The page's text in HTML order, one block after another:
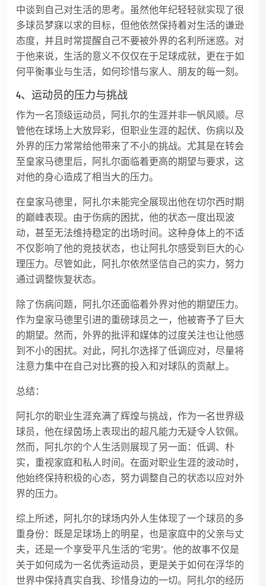
中谈到自己对生活的思考。虽然他年纪轻轻就实现了很
多球员梦寐以求的目标，但他依然保持着对生活的谦逊
态度，并且时常提醒自己不要被外界的名利所迷惑。对
于他来说，生活的意义不仅仅在于足球成就，更在于如
何平衡事业与生活，如何珍惜与家人、朋友的每一刻。
4、运动员的压力与挑战
作为一名顶级运动员，阿扎尔的生涯并非一帆风顺。尽
管他在球场上大放异彩，但职业生涯的起伏、伤病以及
外界的压力常常给他带来了不小的挑战。尤其是在转会
至皇家马德里后，阿扎尔面临着更高的期望与要求，这
对他的身心造成了相当大的压力。
在皇家马德里，阿扎尔未能完全展现出他在切尔西时期
的巅峰表现。由于伤病的困扰，他的状态一度出现波
动，甚至无法维持稳定的出场时间。这种身体上的不适
不仅影响了他的竞技状态，也让阿扎尔感受到巨大的心
理压力。尽管如此，阿扎尔依然坚信自己的实力，努力
通过调整恢复状态。
除了伤病问题，阿扎尔还面临着外界对他的期望压力。
作为皇家马德里引进的重磅球员之一，他被寄予了巨大
的期望。然而，外界的批评和媒体的过度关注也让他感
到不小的困扰。对此，阿扎尔选择了低调应对，尽量将
注意力集中在自己对比赛的投入和对球队的贡献上。
总结：
阿扎尔的职业生涯充满了辉煌与挑战，作为一名世界级
球员，他在绿茵场上表现出的超凡能力无疑令人钦佩。
然而，阿扎尔的个人生活则展现了另一面：低调、朴
实，重视家庭和私人时间。在面对职业生涯的波动时，
他始终保持积极的心态，努力调整自己的状态以应对外
界的压力。
综上所述，阿扎尔的球场内外人生体现了一个球员的多
重身份：既是足球场上的明星，也是家庭中的父亲与丈
夫，还是一个享受平凡生活的“宅男”。他的故事不仅是
关于如何成为一名优秀运动员，更是关于如何在浮华的
世界中保持真实自我、珍惜身边的一切。阿扎尔的经历